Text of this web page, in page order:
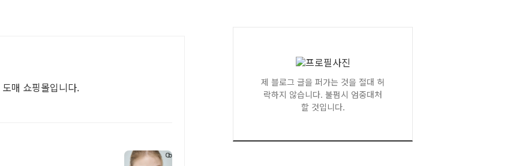
매 쇼핑몰입니다.
제 블로그 글을 퍼가는 것을 절대 허
락하지 않습니다. 불펌시 엄중대처
할 것입니다.